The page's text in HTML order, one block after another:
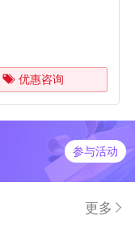
优惠咨询
参与活动
更多